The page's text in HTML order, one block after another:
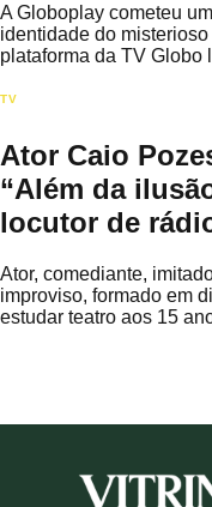
A Globoplay cometeu
identidade do
plataforma da TV Globo
TV
Ator Caio
“Além da
locutor de
Ator, comediante,
improviso, formado em
estudar teatro aos 15